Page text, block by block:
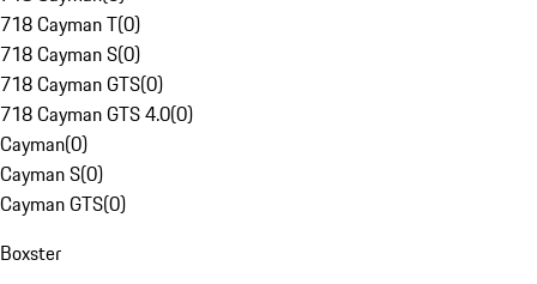
718 Cayman T(0)
718 Cayman S(0)
718 Cayman GTS(0)
718 Cayman GTS 4.0(0)
Cayman(0)
Cayman S(0)
Cayman GTS(0)
Boxster